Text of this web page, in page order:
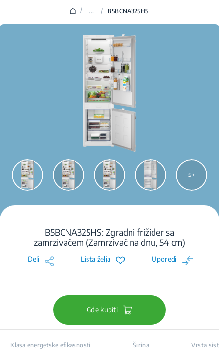
/ ... / B5BCNA325HS
5
B5BCNA325HS: Zgradni frižider sa
zamrzivačem (Zamrzivač na dnu, 54 cm)
Deli Lista želja Uporedi
Gde kupiti
Klasa energetske efikasnosti Širina Vrsta